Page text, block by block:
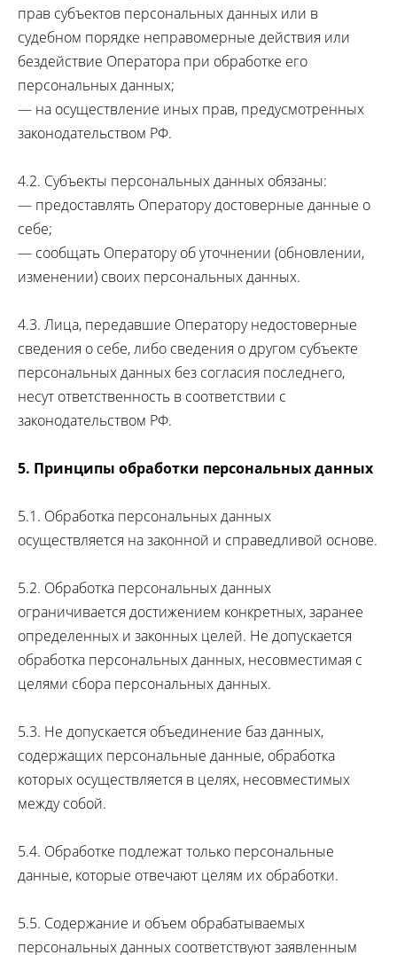
прав субъектов персональных данных или в
судебном порядке неправомерные действия или
бездействие Оператора при обработке его
персональных данных;
— на осуществление иных прав, предусмотренных
законодательством РФ.
4.2. Субъекты персональных данных обязаны:
— предоставлять Оператору достоверные данные о
себе;
— сообщать Оператору об уточнении (обновлении,
изменении) своих персональных данных.
4.3. Лица, передавшие Оператору недостоверные
сведения о себе, либо сведения о другом субъекте
персональных данных без согласия последнего,
несут ответственность в соответствии с
законодательством РФ.
5. Принципы обработки персональных данных
5.1. Обработка персональных данных
осуществляется на законной и справедливой основе.
5.2. Обработка персональных данных
ограничивается достижением конкретных, заранее
определенных и законных целей. Не допускается
обработка персональных данных, несовместимая с
целями сбора персональных данных.
5.3. Не допускается объединение баз данных,
содержащих персональные данные, обработка
которых осуществляется в целях, несовместимых
между собой.
5.4. Обработке подлежат только персональные
данные, которые отвечают целям их обработки.
5.5. Содержание и объем обрабатываемых
персональных данных соответствуют заявленным